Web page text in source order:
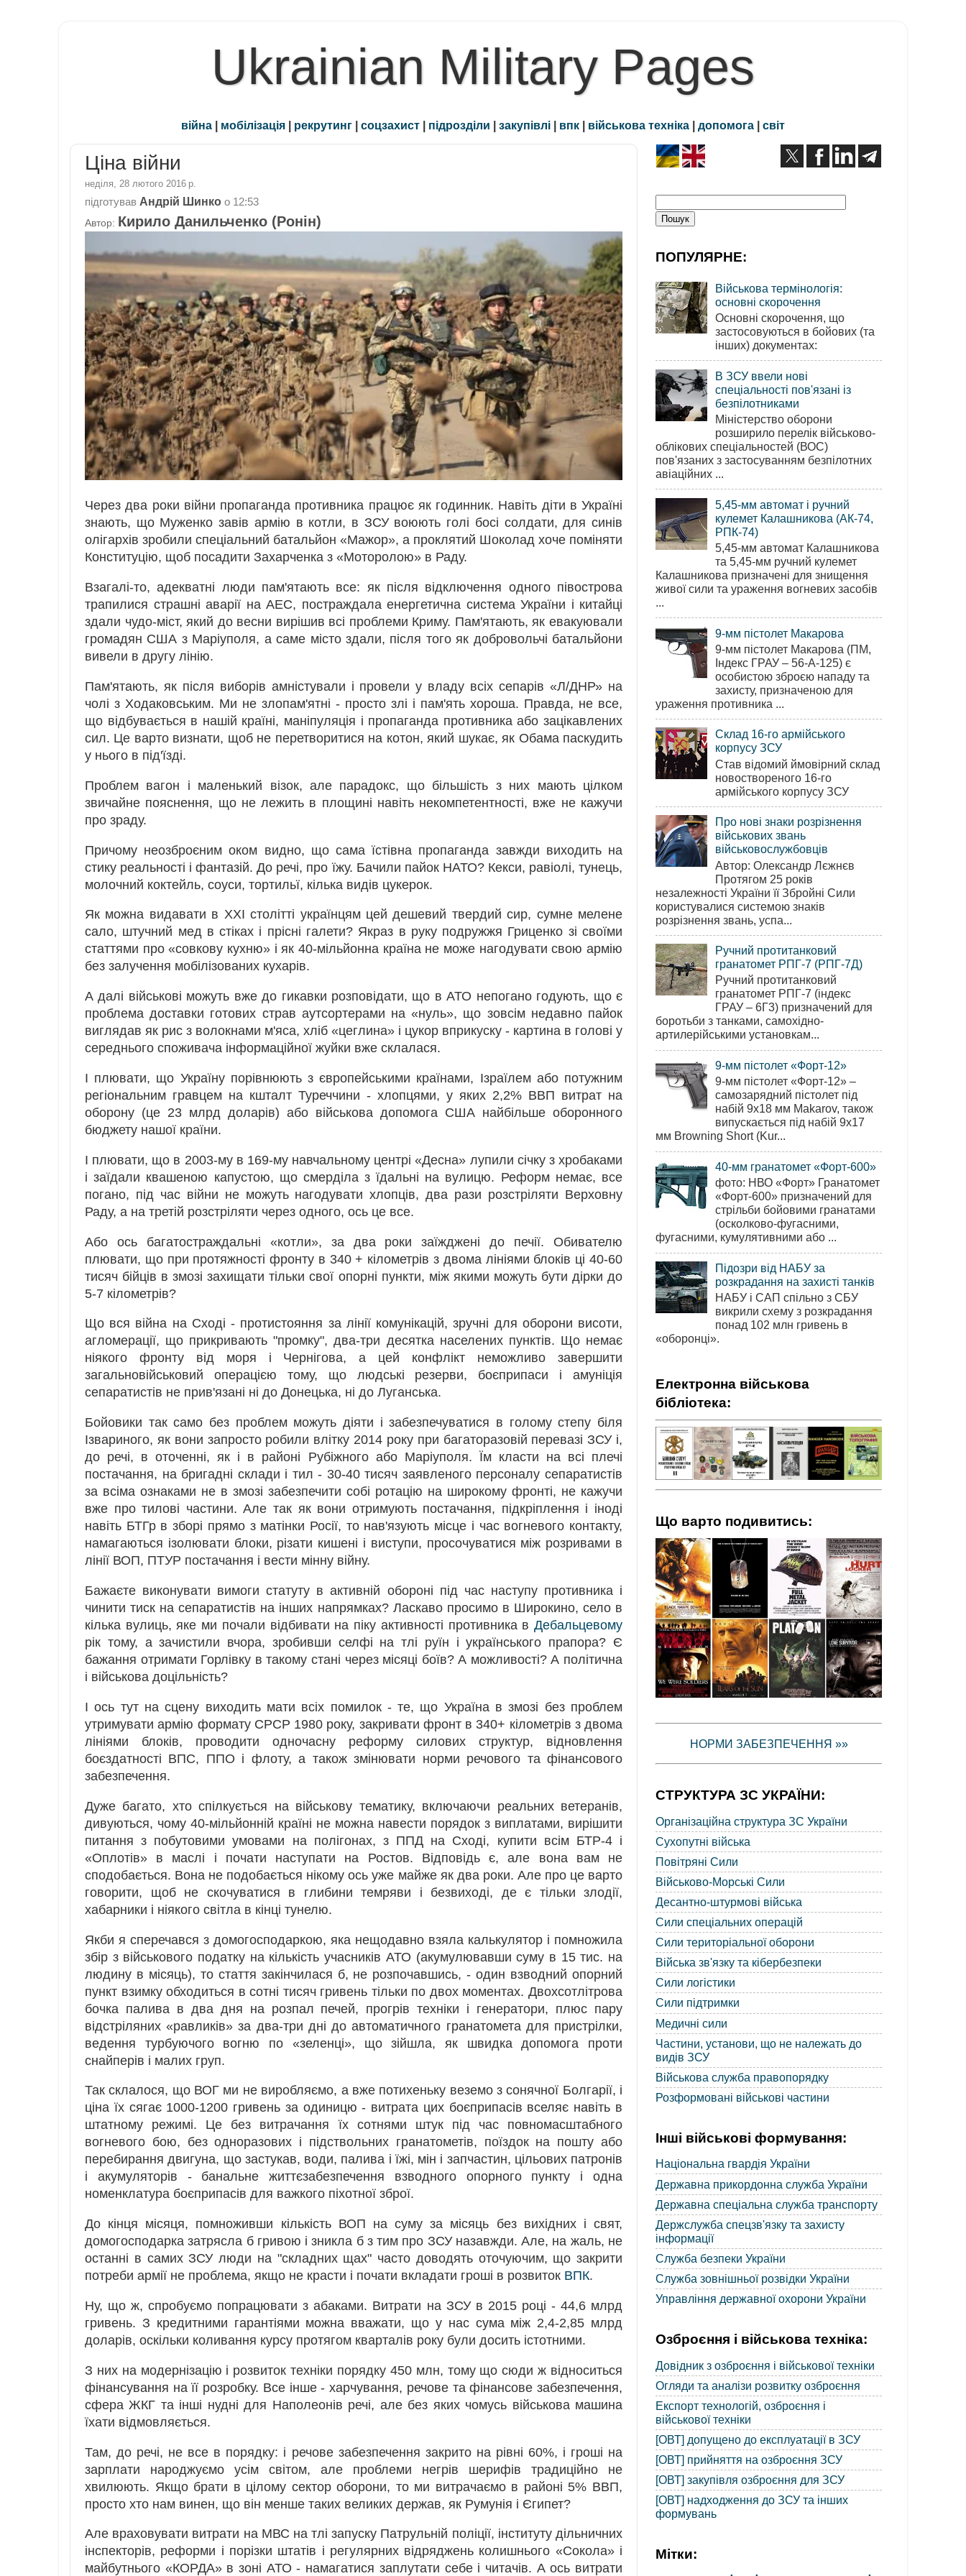
Ukrainian Military Pages
війна | мобілізація | рекрутинг | соцзахист | підрозділи | закупівлі | впк | військова техніка | допомога | світ
Ціна війни
неділя, 28 лютого 2016 р.
підготував Андрій Шинко о 12:53
Автор: Кирило Данильченко (Ронін)
Через два роки війни пропаганда противника працює як годинник. Навіть діти в Україні
знають, що Муженко завів армію в котли, в ЗСУ воюють голі босі солдати, для синів
олігархів зробили спеціальний батальйон «Мажор», а проклятий Шоколад хоче поміняти
Конституцію, щоб посадити Захарченка з «Моторолою» в Раду.
Взагалі-то, адекватні люди пам'ятають все: як після відключення одного півострова
трапилися страшні аварії на АЕС, постраждала енергетична система України і китайці
здали чудо-міст, який до весни вирішив всі проблеми Криму. Пам'ятають, як евакуювали
громадян США з Маріуполя, а саме місто здали, після того як добровольчі батальйони
вивели в другу лінію.
Пам'ятають, як після виборів амністували і провели у владу всіх сепарів «Л/ДНР» на
чолі з Ходаковським. Ми не злопам'ятні - просто злі і пам'ять хороша. Правда, не все,
що відбувається в нашій країні, маніпуляція і пропаганда противника або зацікавлених
сил. Це варто визнати, щоб не перетворитися на котон, який шукає, як Обама паскудить
у нього в під'їзді.
Проблем вагон і маленький візок, але парадокс, що більшість з них мають цілком
звичайне пояснення, що не лежить в площині навіть некомпетентності, вже не кажучи
про зраду.
Причому неозброєним оком видно, що сама їстівна пропаганда завжди виходить на
стику реальності і фантазій. До речі, про їжу. Бачили пайок НАТО? Кекси, равіолі, тунець,
молочний коктейль, соуси, тортильї, кілька видів цукерок.
Як можна видавати в XXI столітті українцям цей дешевий твердий сир, сумне мелене
сало, штучний мед в стіках і прісні галети? Якраз в руку подружжя Гриценко зі своїми
статтями про «совкову кухню» і як 40-мільйонна країна не може нагодувати свою армію
без залучення мобілізованих кухарів.
А далі військові можуть вже до гикавки розповідати, що в АТО непогано годують, що є
проблема доставки готових страв аутсортерами на «нуль», що зовсім недавно пайок
виглядав як рис з волокнами м'яса, хліб «цеглина» і цукор вприкуску - картина в голові у
середнього споживача інформаційної жуйки вже склалася.
І плювати, що Україну порівнюють з європейськими країнами, Ізраїлем або потужним
регіональним гравцем на кшталт Туреччини - хлопцями, у яких 2,2% ВВП витрат на
оборону (це 23 млрд доларів) або військова допомога США найбільше оборонного
бюджету нашої країни.
І плювати, що в 2003-му в 169-му навчальному центрі «Десна» лупили січку з хробаками
і заїдали квашеною капустою, що смерділа з їдальні на вулицю. Реформ немає, все
погано, під час війни не можуть нагодувати хлопців, два рази розстріляти Верховну
Раду, а на третій розстріляти через одного, ось це все.
Або ось багатостраждальні «котли», за два роки заїжджені до печії. Обивателю
плювати, що при протяжності фронту в 340 + кілометрів з двома лініями блоків ці 40-60
тисяч бійців в змозі захищати тільки свої опорні пункти, між якими можуть бути дірки до
5-7 кілометрів?
Що вся війна на Сході - протистояння за лінії комунікацій, зручні для оборони висоти,
агломерації, що прикривають "промку", два-три десятка населених пунктів. Що немає
ніякого фронту від моря і Чернігова, а цей конфлікт неможливо завершити
загальновійськовий операцією тому, що людські резерви, боєприпаси і амуніція
сепаратистів не прив'язані ні до Донецька, ні до Луганська.
Бойовики так само без проблем можуть діяти і забезпечуватися в голому степу біля
Ізвариного, як вони запросто робили влітку 2014 року при багаторазовій перевазі ЗСУ і,
до речі, в оточенні, як і в районі Рубіжного або Маріуполя. Їм класти на всі плечі
постачання, на бригадні склади і тил - 30-40 тисяч заявленого персоналу сепаратистів
за всіма ознаками не в змозі забезпечити собі ротацію на широкому фронті, не кажучи
вже про тилові частини. Але так як вони отримують постачання, підкріплення і іноді
навіть БТГр в зборі прямо з матінки Росії, то нав'язують місце і час вогневого контакту,
намагаються ізолювати блоки, різати кишені і виступи, просочуватися між розривами в
лінії ВОП, ПТУР постачання і вести мінну війну.
Бажаєте виконувати вимоги статуту в активній обороні під час наступу противника і
чинити тиск на сепаратистів на інших напрямках? Ласкаво просимо в Широкино, село в
кілька вулиць, яке ми почали відбивати на піку активності противника в Дебальцевому
рік тому, а зачистили вчора, зробивши селфі на тлі руїн і українського прапора? Є
бажання отримати Горлівку в такому стані через місяці боїв? А можливості? А політична
і військова доцільність?
І ось тут на сцену виходить мати всіх помилок - те, що Україна в змозі без проблем
утримувати армію формату СРСР 1980 року, закривати фронт в 340+ кілометрів з двома
лініями блоків, проводити одночасну реформу силових структур, відновлення
боєздатності ВПС, ППО і флоту, а також змінювати норми речового та фінансового
забезпечення.
Дуже багато, хто спілкується на військову тематику, включаючи реальних ветеранів,
дивуються, чому 40-мільйонній країні не можна навести порядок з виплатами, вирішити
питання з побутовими умовами на полігонах, з ППД на Сході, купити всім БТР-4 і
«Оплотів» в маслі і почати наступати на Ростов. Відповідь є, але вона вам не
сподобається. Вона не подобається нікому ось уже майже як два роки. Але про це варто
говорити, щоб не скочуватися в глибини темряви і безвиході, де є тільки злодії,
хабарники і ніякого світла в кінці тунелю.
Якби я сперечався з домогосподаркою, яка нещодавно взяла калькулятор і помножила
збір з військового податку на кількість учасників АТО (акумулювавши суму в 15 тис. на
людину в місяць), то стаття закінчилася б, не розпочавшись, - один взводний опорний
пункт взимку обходиться в сотні тисяч гривень тільки по двох моментах. Двохсотлітрова
бочка палива в два дня на розпал печей, прогрів техніки і генератори, плюс пару
відстріляних «равликів» за два-три дні до автоматичного гранатомета для пристрілки,
ведення турбуючого вогню по «зеленці», що зійшла, як швидка допомога проти
снайперів і малих груп.
Так склалося, що ВОГ ми не виробляємо, а вже потихеньку веземо з сонячної Болгарії, і
ціна їх сягає 1000-1200 гривень за одиницю - витрата цих боєприпасів вселяє навіть в
штатному режимі. Це без витрачання їх сотнями штук під час повномасштабного
вогневого бою, без одноразових і підствольних гранатометів, поїздок на пошту або
перебирання двигуна, що застукав, води, палива і їжі, мін і запчастин, цільових патронів
і акумуляторів - банальне життєзабезпечення взводного опорного пункту і одна
номенклатура боєприпасів для важкого піхотної зброї.
До кінця місяця, помноживши кількість ВОП на суму за місяць без вихідних і свят,
домогосподарка затрясла б гривою і зникла б з тим про ЗСУ назавжди. Але, на жаль, не
останні в самих ЗСУ люди на "складних щах" часто доводять оточуючим, що закрити
потреби армії не проблема, якщо не красти і почати вкладати гроші в розвиток ВПК.
Ну, що ж, спробуємо попрацювати з абаками. Витрати на ЗСУ в 2015 році - 44,6 млрд
гривень. З кредитними гарантіями можна вважати, що у нас сума між 2,4-2,85 млрд
доларів, оскільки коливання курсу протягом кварталів року були досить істотними.
З них на модернізацію і розвиток техніки порядку 450 млн, тому що сюди ж відноситься
фінансування на її розробку. Все інше - харчування, речове та фінансове забезпечення,
сфера ЖКГ та інші нудні для Наполеонів речі, але без яких чомусь військова машина
їхати відмовляється.
Там, до речі, не все в порядку: і речове забезпечення закрито на рівні 60%, і гроші на
зарплати народжуємо усім світом, але проблеми негрів шерифів традиційно не
хвилюють. Якщо брати в цілому сектор оборони, то ми витрачаємо в районі 5% ВВП,
просто хто нам винен, що він менше таких великих держав, як Румунія і Єгипет?
Але враховувати витрати на МВС на тлі запуску Патрульній поліції, інституту дільничних
інспекторів, реформи і порізки штатів і регулярних відряджень колишнього «Сокола» і
майбутнього «КОРДА» в зоні АТО - намагатися заплутати себе і читачів. А ось витрати
ПОПУЛЯРНЕ:
Військова термінологія:
основні скорочення
Основні скорочення, що
застосовуються в бойових (та
інших) документах:
В ЗСУ ввели нові
спеціальності пов'язані із
безпілотниками
Міністерство оборони
розширило перелік військово-
облікових спеціальностей (ВОС)
пов'язаних з застосуванням безпілотних
авіаційних ...
5,45-мм автомат і ручний
кулемет Калашникова (АК-74,
РПК-74)
5,45-мм автомат Калашникова
та 5,45-мм ручний кулемет
Калашникова призначені для знищення
живої сили та ураження вогневих засобів
...
9-мм пістолет Макарова
9-мм пістолет Макарова (ПМ,
Індекс ГРАУ – 56-А-125) є
особистою зброєю нападу та
захисту, призначеною для
ураження противника ...
Склад 16-го армійського
корпусу ЗСУ
Став відомий ймовірний склад
новоствореного 16-го
армійського корпусу ЗСУ
Про нові знаки розрізнення
військових звань
військовослужбовців
Автор: Олександр Лєжнєв
Протягом 25 років
незалежності України її Збройні Сили
користувалися системою знаків
розрізнення звань, успа...
Ручний протитанковий
гранатомет РПГ-7 (РПГ-7Д)
Ручний протитанковий
гранатомет РПГ-7 (індекс
ГРАУ – 6Г3) призначений для
боротьби з танками, самохідно-
артилерійськими установкам...
9-мм пістолет «Форт-12»
9-мм пістолет «Форт-12» –
самозарядний пістолет під
набій 9х18 мм Makarov, також
випускається під набій 9х17
мм Browning Short (Kur...
40-мм гранатомет «Форт-600»
фото: НВО «Форт» Гранатомет
«Форт-600» призначений для
стрільби бойовими гранатами
(осколково-фугасними,
фугасними, кумулятивними або ...
Підозри від НАБУ за
розкрадання на захисті танків
НАБУ і САП спільно з СБУ
викрили схему з розкрадання
понад 102 млн гривень в
«оборонці».
Електронна військова
бібліотека:
Що варто подивитись:
НОРМИ ЗАБЕЗПЕЧЕННЯ »»
СТРУКТУРА ЗС УКРАЇНИ:
Організаційна структура ЗС України
Сухопутні війська
Повітряні Сили
Військово-Морські Сили
Десантно-штурмові війська
Сили спеціальних операцій
Сили територіальної оборони
Війська зв'язку та кібербезпеки
Сили логістики
Сили підтримки
Медичні сили
Частини, установи, що не належать до
видів ЗСУ
Військова служба правопорядку
Розформовані військові частини
Інші військові формування:
Національна гвардія України
Державна прикордонна служба України
Державна спеціальна служба транспорту
Держслужба спецзв'язку та захисту
інформації
Служба безпеки України
Служба зовнішньої розвідки України
Управління державної охорони України
Озброєння і військова техніка:
Довідник з озброєння і військової техніки
Огляди та аналізи розвитку озброєння
Експорт технологій, озброєння і
військової техніки
[ОВТ] допущено до експлуатації в ЗСУ
[ОВТ] прийняття на озброєння ЗСУ
[ОВТ] закупівля озброєння для ЗСУ
[ОВТ] надходження до ЗСУ та інших
формувань
Мітки: